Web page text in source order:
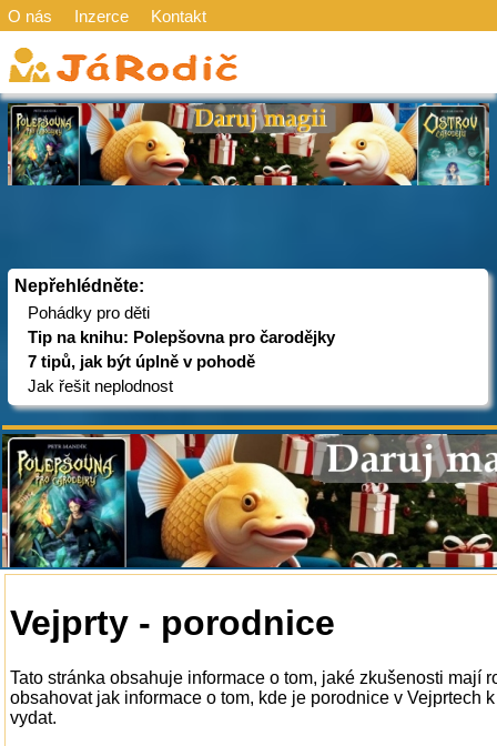
O nás Inzerce Kontakt
Nepřehlédněte:
Pohádky pro děti
Tip na knihu: Polepšovna pro čarodějky
7 tipů, jak být úplně v pohodě
Jak řešit neplodnost
Vejprty - porodnice
Tato stránka obsahuje informace o tom, jaké zkušenosti mají
obsahovat jak informace o tom, kde je porodnice v Vejprtech
vydat.